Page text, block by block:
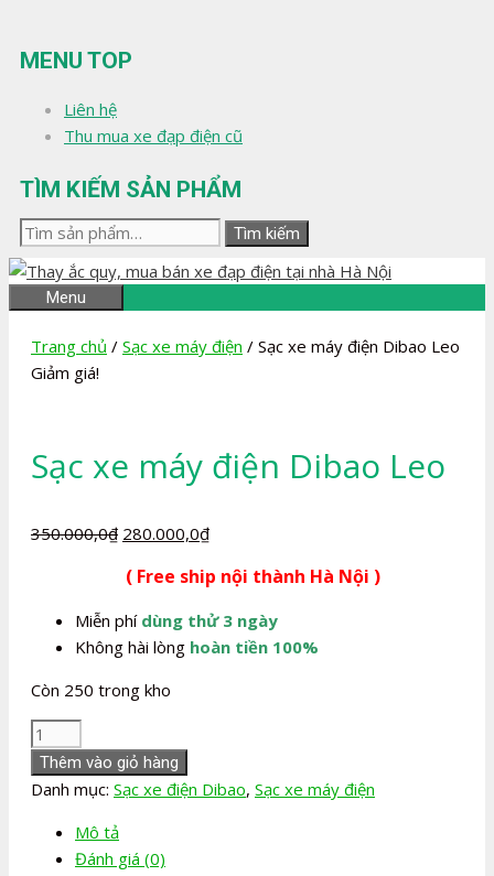
đến
nội
MENU TOP
Liên hệ
Thu mua xe đạp điện cũ
TÌM KIẾM SẢN PHẨM
Tìm
kiếm:
Tìm kiếm
Menu
Trang chủ / Sạc xe máy điện / Sạc xe máy điện Dibao Leo
Giảm giá!
Sạc xe máy điện Dibao Leo
350.000,0₫ Giá
là:
350.000,0₫.
280.000,0₫Giá
tại
là:
280.000,0₫.
( Free ship nội thành Hà Nội )
Miễn phí dùng thử 3 ngày
Không hài lòng hoàn tiền 100%
Còn 250 trong kho
Sạc
xe
máy
Dibao
Leo
Thêm vào giỏ hàng
Danh mục: Sạc xe điện Dibao, Sạc xe máy điện
Mô tả
Đánh giá (0)